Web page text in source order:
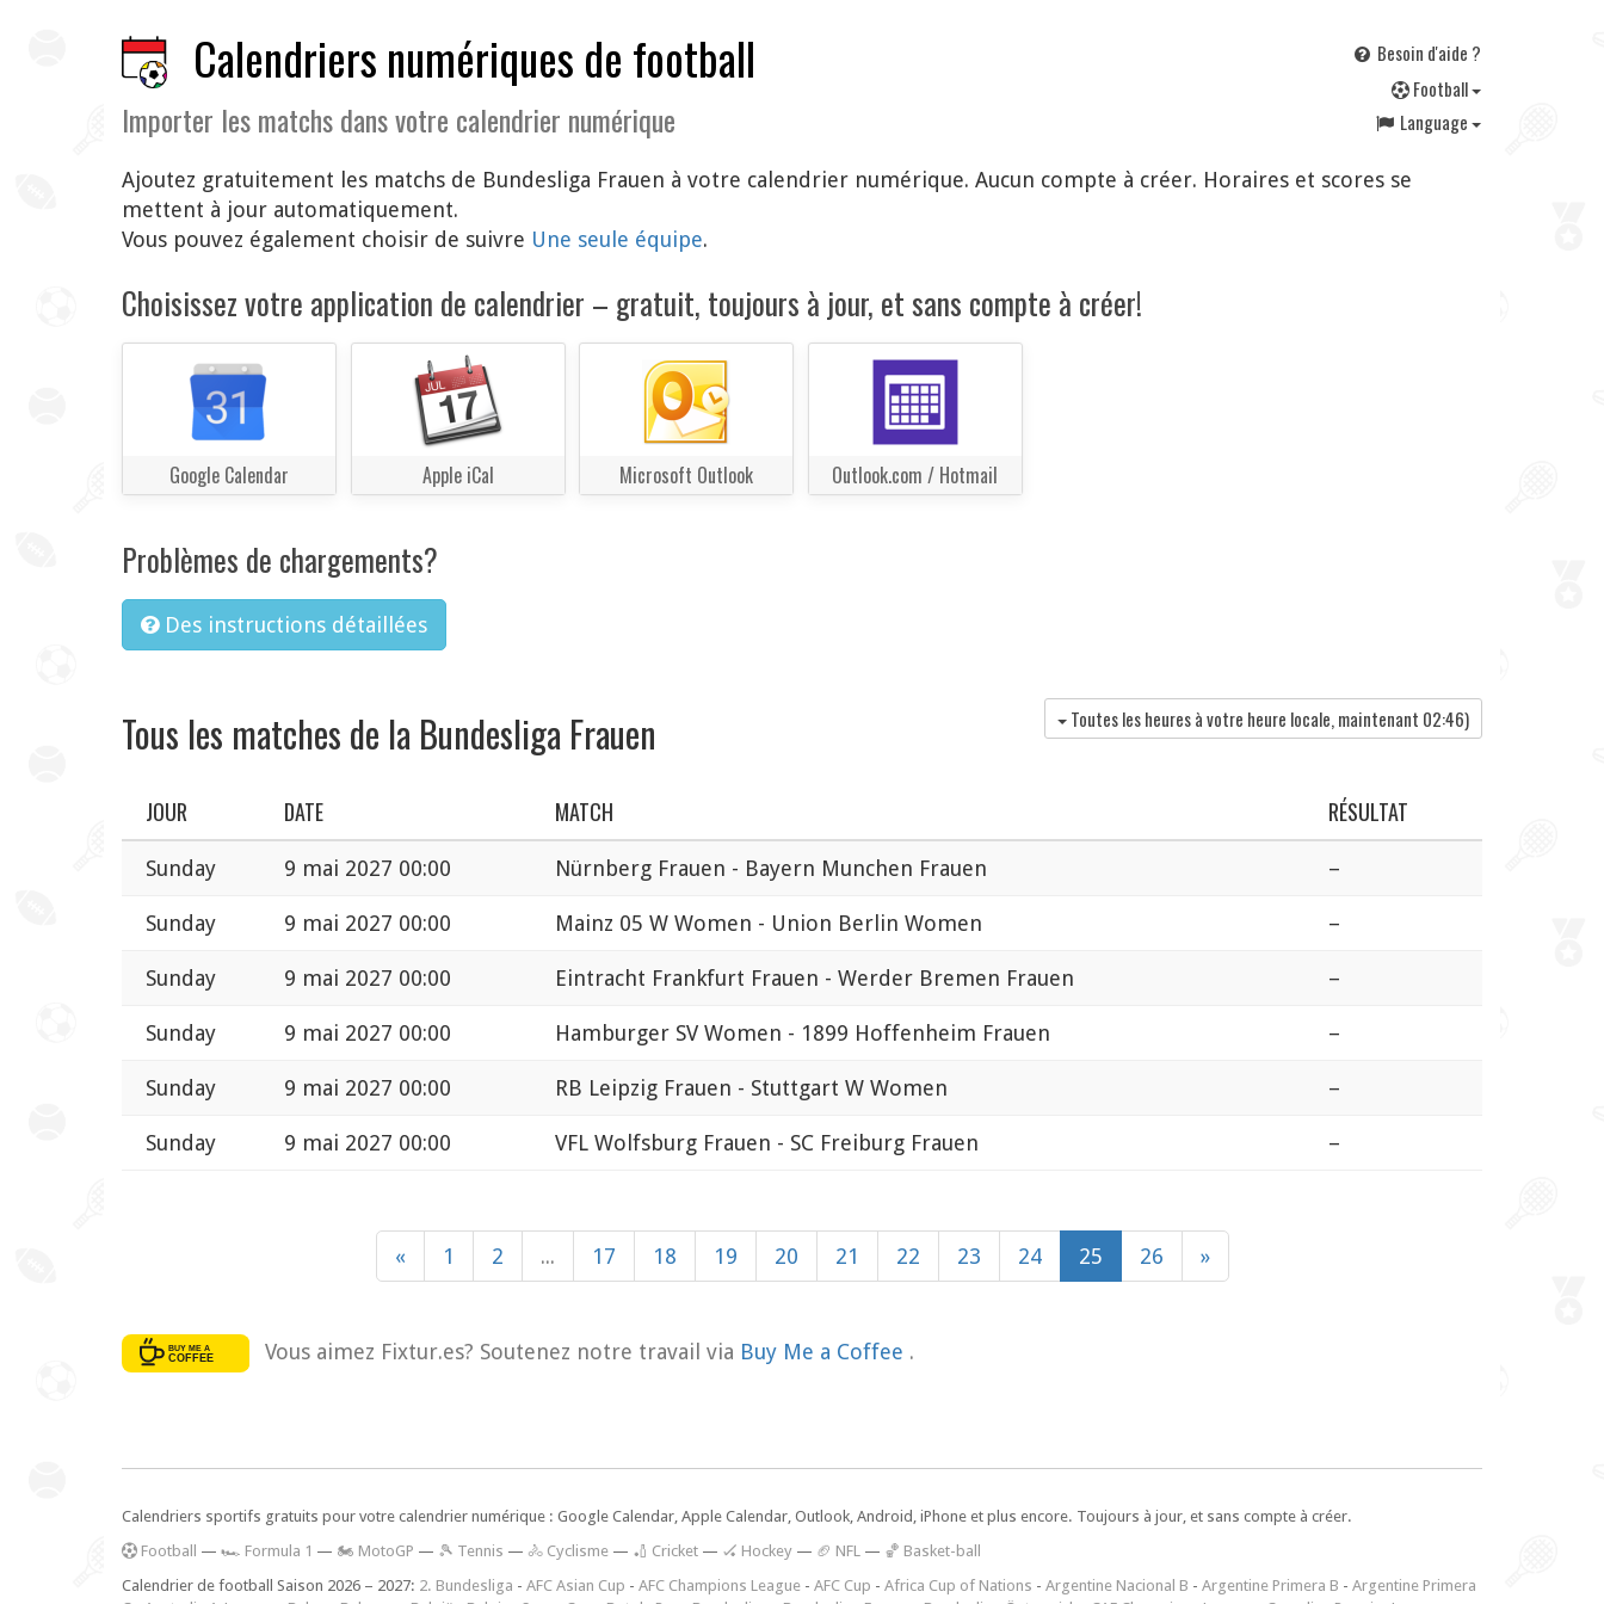
Calendriers numériques de football
Importer les matchs dans votre calendrier numérique
Besoin d'aide ?
Football
Language
Ajoutez gratuitement les matchs de Bundesliga Frauen à votre calendrier numérique. Aucun compte à créer. Horaires et scores se
mettent à jour automatiquement.
Vous pouvez également choisir de suivre Une seule équipe.
Choisissez votre application de calendrier – gratuit, toujours à jour, et sans compte à créer!
Google Calendar Apple iCal Microsoft Outlook Outlook.com / Hotmail
Problèmes de chargements?
Des instructions détaillées
Tous les matches de la Bundesliga Frauen Toutes les heures à votre heure locale, maintenant 02:46)
JOUR DATE MATCH RÉSULTAT
Sunday 9 mai 2027 00:00 Nürnberg Frauen - Bayern Munchen Frauen –
Sunday 9 mai 2027 00:00 Mainz 05 W Women - Union Berlin Women –
Sunday 9 mai 2027 00:00 Eintracht Frankfurt Frauen - Werder Bremen Frauen –
Sunday 9 mai 2027 00:00 Hamburger SV Women - 1899 Hoffenheim Frauen –
Sunday 9 mai 2027 00:00 RB Leipzig Frauen - Stuttgart W Women –
Sunday 9 mai 2027 00:00 VFL Wolfsburg Frauen - SC Freiburg Frauen –
« 1 2 ... 17 18 19 20 21 22 23 24 25 26 »
Vous aimez Fixtur.es? Soutenez notre travail via Buy Me a Coffee .
Calendriers sportifs gratuits pour votre calendrier numérique : Google Calendar, Apple Calendar, Outlook, Android, iPhone et plus encore. Toujours à jour, et sans compte à créer.
Football — 🏎️ Formula 1 — 🏍 MotoGP — 🎾 Tennis — 🚴 Cyclisme — 🏏 Cricket — 🏑 Hockey — 🏈 NFL — 🏀 Basket-ball
Calendrier de football Saison 2026 – 2027: 2. Bundesliga - AFC Asian Cup - AFC Champions League - AFC Cup - Africa Cup of Nations - Argentine Nacional B - Argentine Primera B - Argentine Primera